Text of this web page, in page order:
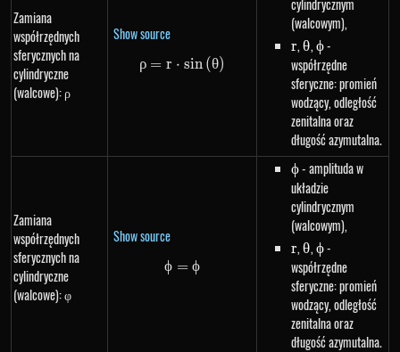
Zamiana
współrzędnych
sferycznych na
cylindryczne
(walcowe): ρ
Show source
\rho=r \cdot
ρ = r ⋅ sin(θ)
cylindrycznym
(walcowym),
r
r,\theta
θ, \phi
ϕ-
współrzędne
sferyczne: promień
wodzący, odległość
zenitalna oraz
długość azymutalna.
Zamiana
współrzędnych
sferycznych na
cylindryczne
(walcowe): φ
Show source
\phi=\phi
ϕ = ϕ
\phi
ϕ- amplituda w
układzie
cylindrycznym
(walcowym),
r
r,\theta
θ, \phi
ϕ-
współrzędne
sferyczne: promień
wodzący, odległość
zenitalna oraz
długość azymutalna.